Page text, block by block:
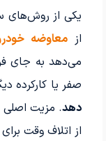
یکی از روش‌های
ازمعاوضه
می‌دهد به جای
صفر یا کارکرده
دهد. مزیت اصلی
از اتلاف وقت